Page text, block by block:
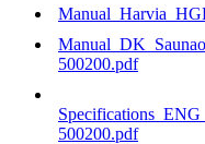
500200.pdf
500200.pdf